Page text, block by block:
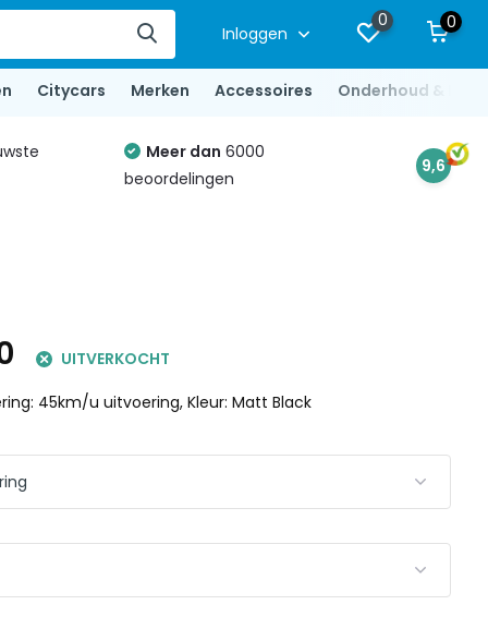
Inloggen
0 0
Citycars Merken Accessoires Onderhoud &
Meer dan 6000
beoordelingen
9,6
UITVERKOCHT
45km/u uitvoering, Kleur: Matt Black